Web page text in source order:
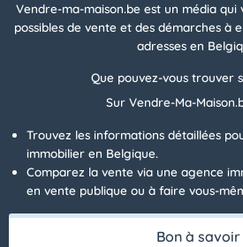
Vendre-ma-maison.be est un média qui
possibles de vente et des démarches à
adresses en
Que pouvez-vous trouver
Sur Vendre-Ma-
Trouvez les informations détaillées
immobilier en Belgique.
Comparez la vente via une agence
en vente publique ou à faire vous-
Bon à savoir